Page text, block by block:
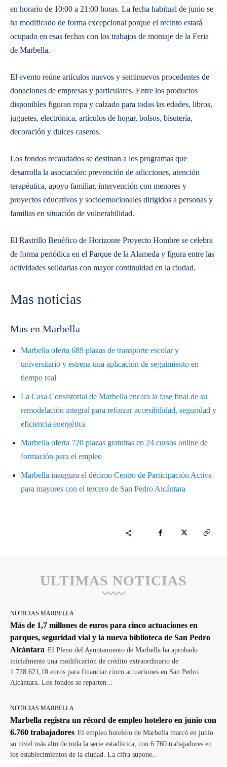
en horario de 10:00 a 21:00 horas. La fecha habitual de junio se
ha modificado de forma excepcional porque el recinto estará
ocupado en esas fechas con los trabajos de montaje de la Feria
de Marbella.
El evento reúne artículos nuevos y seminuevos procedentes de
donaciones de empresas y particulares. Entre los productos
disponibles figuran ropa y calzado para todas las edades, libros,
juguetes, electrónica, artículos de hogar, bolsos, bisutería,
decoración y dulces caseros.
Los fondos recaudados se destinan a los programas que
desarrolla la asociación: prevención de adicciones, atención
terapéutica, apoyo familiar, intervención con menores y
proyectos educativos y socioemocionales dirigidos a personas y
familias en situación de vulnerabilidad.
El Rastrillo Benéfico de Horizonte Proyecto Hombre se celebra
de forma periódica en el Parque de la Alameda y figura entre las
actividades solidarias con mayor continuidad en la ciudad.
Mas noticias
Mas en Marbella
Marbella oferta 689 plazas de transporte escolar y
universitario y estrena una aplicación de seguimiento en
tiempo real
La Casa Consistorial de Marbella encara la fase final de su
remodelación integral para reforzar accesibilidad, seguridad y
eficiencia energética
Marbella oferta 720 plazas gratuitas en 24 cursos online de
formación para el empleo
Marbella inaugura el décimo Centro de Participación Activa
para mayores con el tercero de San Pedro Alcántara
ULTIMAS NOTICIAS
NOTICIAS MARBELLA
Más de 1,7 millones de euros para cinco actuaciones en
parques, seguridad vial y la nueva biblioteca de San Pedro
Alcántara El Pleno del Ayuntamiento de Marbella ha aprobado
inicialmente una modificación de crédito extraordinario de
1.728.621,10 euros para financiar cinco actuaciones en San Pedro
Alcántara. Los fondos se reparten...
NOTICIAS MARBELLA
Marbella registra un récord de empleo hotelero en junio con
6.760 trabajadores El empleo hotelero de Marbella marcó en junio
su nivel más alto de toda la serie estadística, con 6.760 trabajadores en
los establecimientos de la ciudad. La cifra supone...